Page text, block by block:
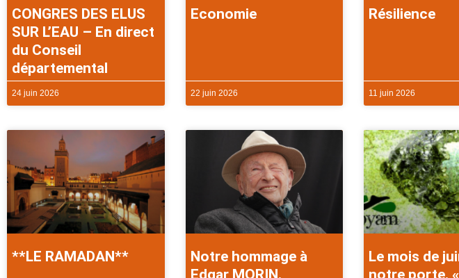
CONGRES DES ELUS
SUR L’EAU – En direct
du Conseil
départemental
24 juin 2026
Economie
22 juin 2026
Résilience
11 juin 2026
**LE RAMADAN**
Notre hommage à
Le mois de